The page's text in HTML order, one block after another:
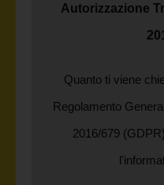
Autorizzazione
Quanto ti viene
Regolamento
2016/679